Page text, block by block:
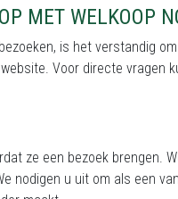
MET WELKOOP
is het verstandig
Voor directe vragen
ze een bezoek brengen.
nodigen u uit om als een